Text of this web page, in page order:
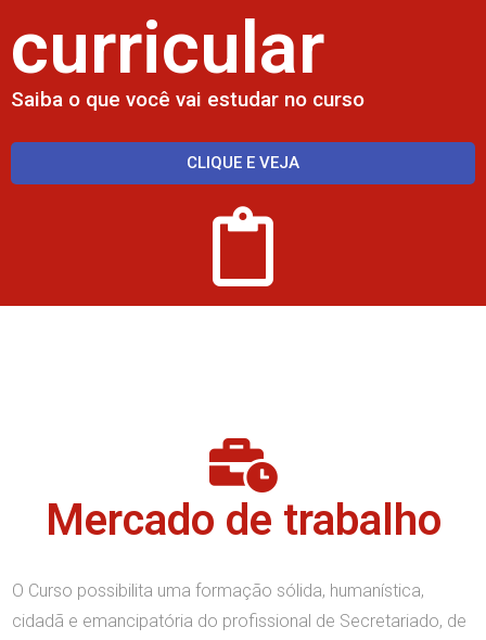
curricular
Saiba o que você vai estudar no curso
CLIQUE E VEJA
Mercado de trabalho
O Curso possibilita uma formação sólida, humanística,
cidadã e emancipatória do profissional de Secretariado, de